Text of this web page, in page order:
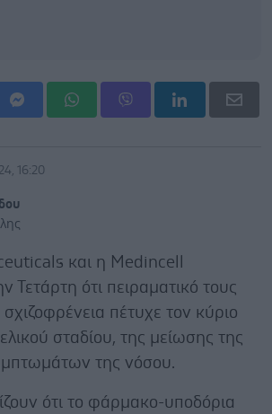
16:20
και η Medincell
Τετάρτη ότι πειραματικό τους
πέτυχε τον κύριο
σταδίου, της μείωσης της
της νόσου.
ότι το φάρμακο-υποδόρια